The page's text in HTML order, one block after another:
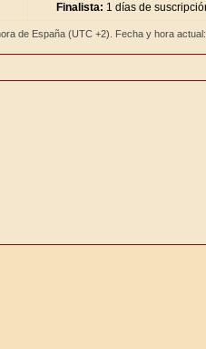
Finalista: 1 días de
de España (UTC +2). Fecha y hora